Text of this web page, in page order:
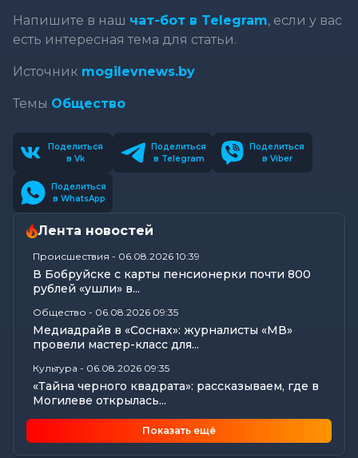
Напишите в наш чат-бот в Telegram, если у вас
есть интересная тема для статьи.
Источник mogilevnews.by
Темы Общество
Поделиться
в Vk
Поделиться
в Telegram
Поделиться
в Viber
Поделиться
в WhatsApp
Лента новостей
Происшествия - 06.08.2026 10:39
В Бобруйске с карты пенсионерки почти 800
рублей «ушли» в...
Общество - 06.08.2026 09:35
Медиадрайв в «Соснах»: журналисты «МВ»
провели мастер-класс для...
Культура - 06.08.2026 09:35
«Тайна черного квадрата»: рассказываем, где в
Могилеве открылась...
06.08.2026 09:08
Узнали, на что обратить внимание охранным
Показать ещё